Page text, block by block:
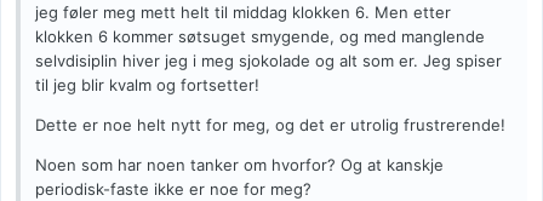
jeg føler meg mett helt til middag klokken 6. Men etter
klokken 6 kommer søtsuget smygende, og med manglende
selvdisiplin hiver jeg i meg sjokolade og alt som er. Jeg spiser
til jeg blir kvalm og fortsetter!
Dette er noe helt nytt for meg, og det er utrolig frustrerende!
Noen som har noen tanker om hvorfor? Og at kanskje
periodisk-faste ikke er noe for meg?